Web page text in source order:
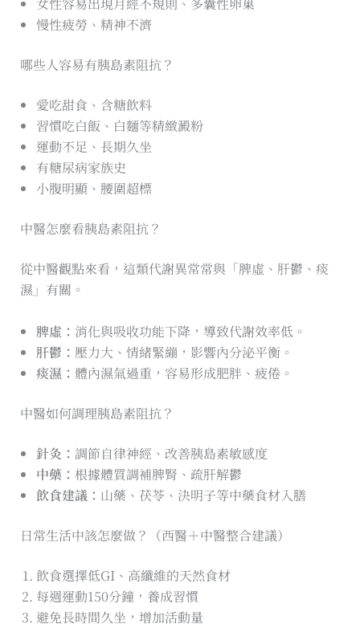
女性容易出現月經不規則、多囊性卵巢
慢性疲勞、精神不濟
哪些人容易有胰島素阻抗？
愛吃甜食、含糖飲料
習慣吃白飯、白麵等精緻澱粉
運動不足、長期久坐
有糖尿病家族史
小腹明顯、腰圍超標
中醫怎麼看胰島素阻抗？
從中醫觀點來看，這類代謝異常常與「脾虛、肝鬱、痰
濕」有關。
脾虛： 消化與吸收功能下降，導致代謝效率低。
肝鬱： 壓力大、情緒緊繃，影響內分泌平衡。
痰濕： 體內濕氣過重，容易形成肥胖、疲倦。
中醫如何調理胰島素阻抗？
針灸： 調節自律神經、改善胰島素敏感度
中藥： 根據體質調補脾腎、疏肝解鬱
飲食建議： 山藥、茯苓、決明子等中藥食材入膳
日常生活中該怎麼做？（西醫＋中醫整合建議）
飲食選擇低GI、高纖維的天然食材
每週運動150分鐘，養成習慣
避免長時間久坐，增加活動量